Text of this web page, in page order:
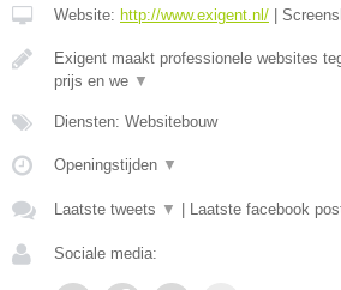
Website: http://www.exigent.nl/
Exigent maakt professionele websites
prijs en we ▼
Diensten: Websitebouw
Openingstijden ▼
Laatste tweets ▼ Laatste facebook
Sociale media: